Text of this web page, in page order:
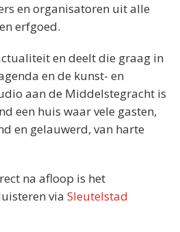
en organisatoren uit alle
erfgoed.
en deelt die graag in
en de kunst- en
aan de Middelstegracht is
een huis waar vele gasten,
en gelauwerd, van harte
na afloop is het
via Sleutelstad